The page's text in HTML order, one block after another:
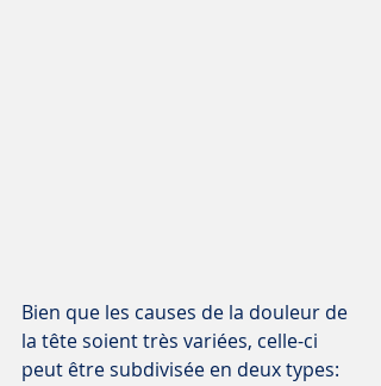
Bien que les causes de la douleur de
la tête soient très variées, celle-ci
peut être subdivisée en deux types: